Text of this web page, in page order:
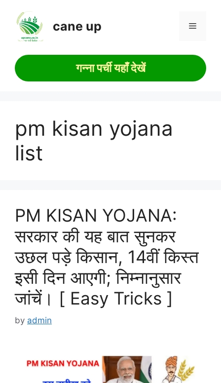
content
cane up Menu
गन्ना पर्ची यहाँ देखें
pm kisan yojana
list
PM KISAN YOJANA:
सरकार की यह बात सुनकर
उछल पड़े किसान, 14वीं किस्त
इसी दिन आएगी; निम्नानुसार
जांचें। [ Easy Tricks ]
by admin